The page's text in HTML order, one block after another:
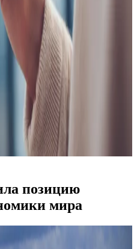
позицию
мира